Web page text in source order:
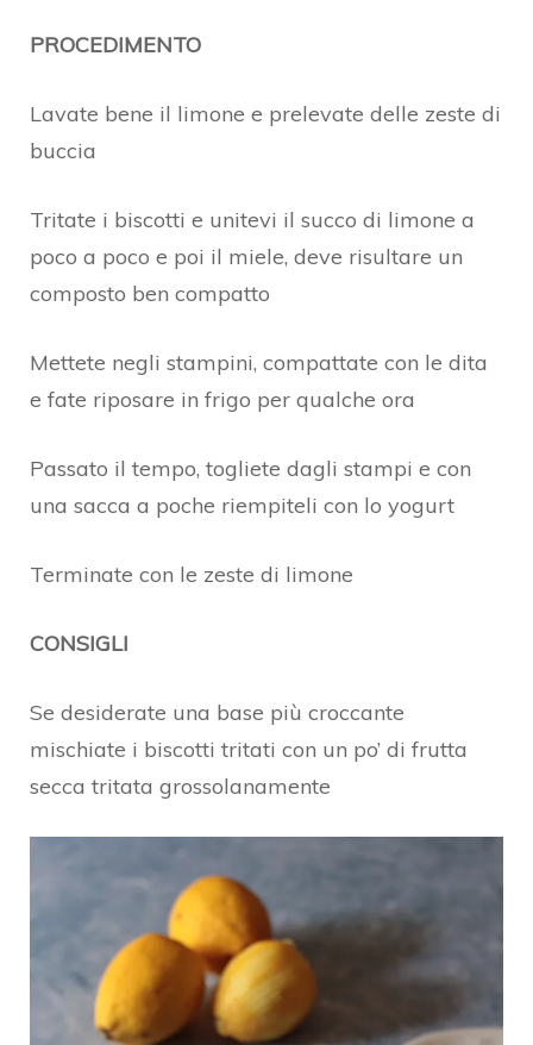
PROCEDIMENTO
Lavate bene il limone e prelevate delle zeste di
buccia
Tritate i biscotti e unitevi il succo di limone a
poco a poco e poi il miele, deve risultare un
composto ben compatto
Mettete negli stampini, compattate con le dita
e fate riposare in frigo per qualche ora
Passato il tempo, togliete dagli stampi e con
una sacca a poche riempiteli con lo yogurt
Terminate con le zeste di limone
CONSIGLI
Se desiderate una base più croccante
mischiate i biscotti tritati con un po’ di frutta
secca tritata grossolanamente